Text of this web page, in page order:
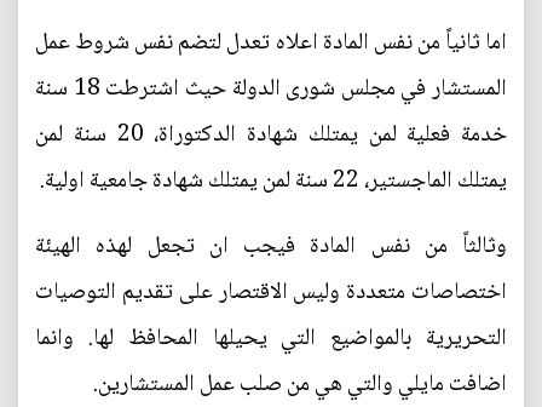
اما ثانياً من نفس المادة اعلاه تعدل لتضم نفس شروط عمل
المستشار في مجلس شورى الدولة حيث اشترطت 18 سنة
خدمة فعلية لمن يمتلك شهادة الدكتوراة، 20 سنة لمن
يمتلك الماجستير، 22 سنة لمن يمتلك شهادة جامعية اولية.
وثالثاً من نفس المادة فيجب ان تجعل لهذه الهيئة
اختصاصات متعددة وليس الاقتصار على تقديم التوصيات
التحريرية بالمواضيع التي يحيلها المحافظ لها. وانما
اضافت مايلي والتي هي من صلب عمل المستشارين.